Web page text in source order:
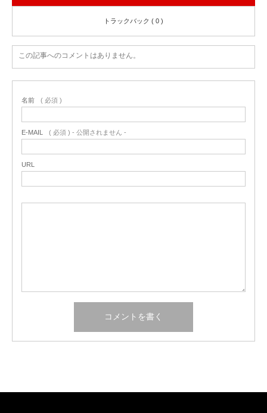
トラックバック ( 0 )
この記事へのコメントはありません。
名前 ( 必須 )
E-MAIL ( 必須 ) - 公開されません -
URL